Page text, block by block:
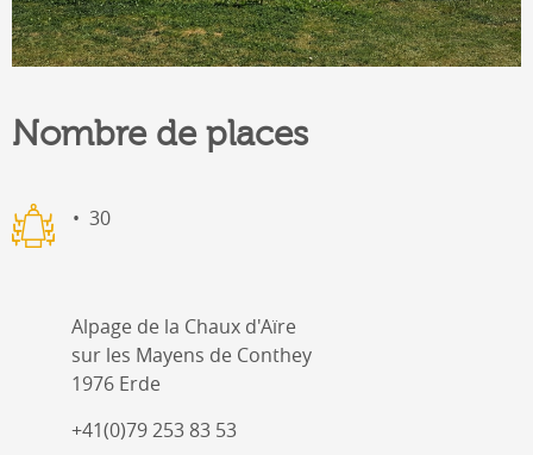
Nombre de places
30
Alpage de la Chaux d'Aïre
sur les Mayens de Conthey
1976 Erde
+41(0)79 253 83 53